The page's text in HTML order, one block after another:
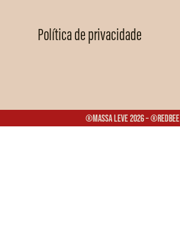
Política de privacidade
®Massa Leve 2026 – ®Redbee